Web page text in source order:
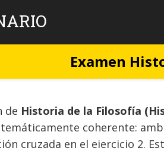
Examen
de Historia de la Filosofía
coherente:
cruzada en el ejercicio 2.